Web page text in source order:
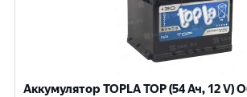
Аккумулятор TOPLA TOP (54 Ач, 12 V)